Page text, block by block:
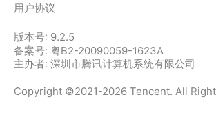
用户协议
版本号: 9.2.5
备案号: 粤B2-20090059-1623A
主办者: 深圳市腾讯计算机系统有限公司
Copyright ©2021-2026 Tencent. All